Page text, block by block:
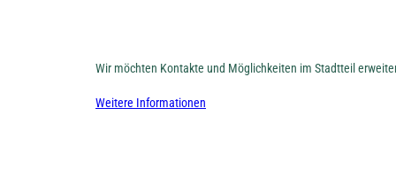
Wir möchten Kontakte und Möglichkeiten im Stadtteil
Weitere Informationen